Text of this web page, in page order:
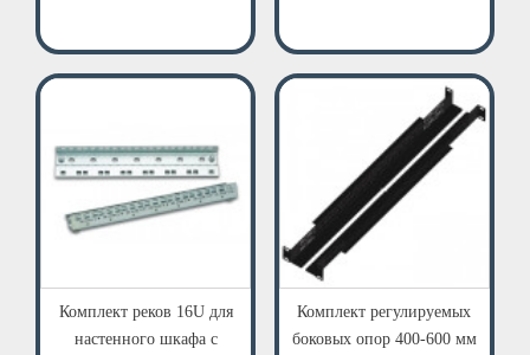
Комплект реков 16U для
настенного шкафа с
Комплект регулируемых
боковых опор 400-600 мм